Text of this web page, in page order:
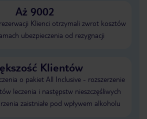
Aż 9002
Klienci otrzymali zwrot kosztów
ubezpieczenia od rezygnacji
Klientów
o pakiet All Inclusive - rozszerzenie
leczenia i następstw nieszczęśliwych
zaistniałe pod wpływem alkoholu